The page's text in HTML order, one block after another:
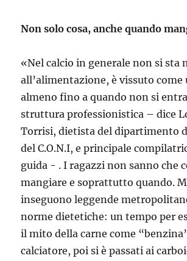
Non solo cosa, anche quando
«Nel calcio in generale non si
all’alimentazione, è vissuto come
almeno fino a quando non si
struttura professionistica – dice
Torrisi, dietista del dipartimento
del C.O.N.I, e principale
guida - . I ragazzi non sanno che
mangiare e soprattutto quando.
inseguono leggende
norme dietetiche: un tempo per
il mito della carne come
calciatore, poi si è passati ai